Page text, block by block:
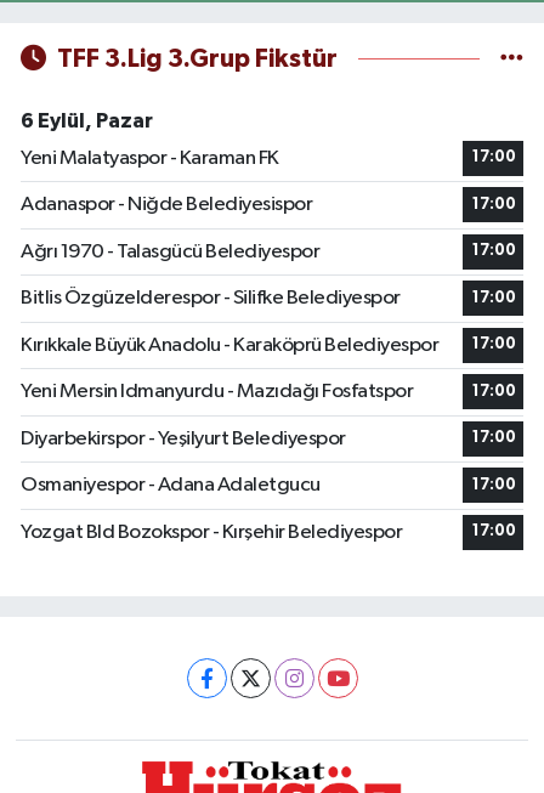
TFF 3.Lig 3.Grup Fikstür
6 Eylül, Pazar
Yeni Malatyaspor - Karaman FK
17:00
Adanaspor - Niğde Belediyesispor 17:00
Ağrı 1970 - Talasgücü Belediyespor 17:00
Bitlis Özgüzelderespor - Silifke Belediyespor 17:00
Kırıkkale Büyük Anadolu - Karaköprü Belediyespor 17:00
Yeni Mersin Idmanyurdu - Mazıdağı Fosfatspor 17:00
Diyarbekirspor - Yeşilyurt Belediyespor 17:00
Osmaniyespor - Adana Adaletgucu 17:00
Yozgat Bld Bozokspor - Kırşehir Belediyespor 17:00